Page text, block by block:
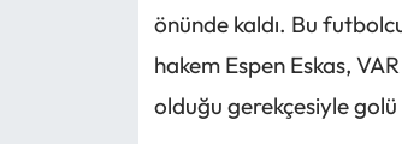
önünde kaldı. Bu
hakem Espen Eskas,
olduğu gerekçesiyle